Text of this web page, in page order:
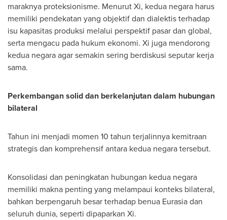
maraknya proteksionisme. Menurut Xi, kedua negara harus
memiliki pendekatan yang objektif dan dialektis terhadap
isu kapasitas produksi melalui perspektif pasar dan global,
serta mengacu pada hukum ekonomi. Xi juga mendorong
kedua negara agar semakin sering berdiskusi seputar kerja
sama.
Perkembangan solid dan berkelanjutan dalam hubungan
bilateral
Tahun ini menjadi momen 10 tahun terjalinnya kemitraan
strategis dan komprehensif antara kedua negara tersebut.
Konsolidasi dan peningkatan hubungan kedua negara
memiliki makna penting yang melampaui konteks bilateral,
bahkan berpengaruh besar terhadap benua Eurasia dan
seluruh dunia, seperti dipaparkan Xi.